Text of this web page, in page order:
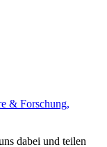
& Forschung,
dabei und teilen